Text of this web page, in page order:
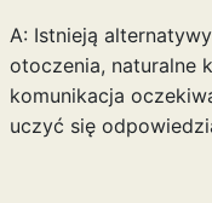
A: Istnieją
otoczenia, naturalne
komunikacja
uczyć się